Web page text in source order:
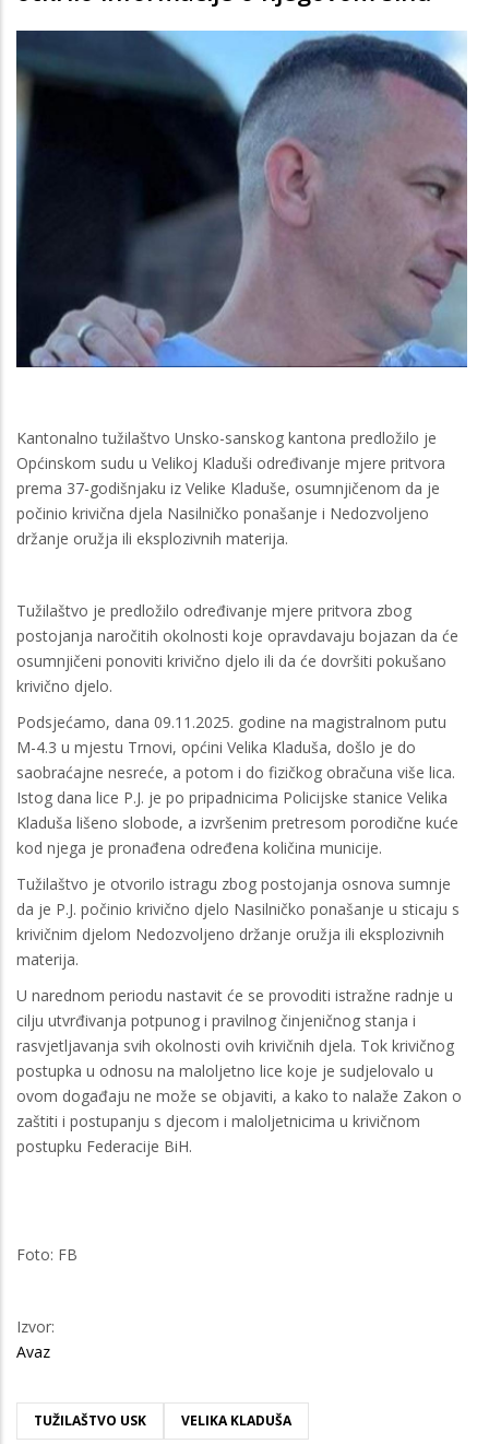
Kantonalno tužilaštvo Unsko-sanskog kantona predložilo je
Općinskom sudu u Velikoj Kladuši određivanje mjere pritvora
prema 37-godišnjaku iz Velike Kladuše, osumnjičenom da je
počinio krivična djela Nasilničko ponašanje i Nedozvoljeno
držanje oružja ili eksplozivnih materija.
Tužilaštvo je predložilo određivanje mjere pritvora zbog
postojanja naročitih okolnosti koje opravdavaju bojazan da će
osumnjičeni ponoviti krivično djelo ili da će dovršiti pokušano
krivično djelo.
Podsjećamo, dana 09.11.2025. godine na magistralnom putu
M-4.3 u mjestu Trnovi, općini Velika Kladuša, došlo je do
saobraćajne nesreće, a potom i do fizičkog obračuna više lica.
Istog dana lice P.J. je po pripadnicima Policijske stanice Velika
Kladuša lišeno slobode, a izvršenim pretresom porodične kuće
kod njega je pronađena određena količina municije.
Tužilaštvo je otvorilo istragu zbog postojanja osnova sumnje
da je P.J. počinio krivično djelo Nasilničko ponašanje u sticaju s
krivičnim djelom Nedozvoljeno držanje oružja ili eksplozivnih
materija.
U narednom periodu nastavit će se provoditi istražne radnje u
cilju utvrđivanja potpunog i pravilnog činjeničnog stanja i
rasvjetljavanja svih okolnosti ovih krivičnih djela. Tok krivičnog
postupka u odnosu na maloljetno lice koje je sudjelovalo u
ovom događaju ne može se objaviti, a kako to nalaže Zakon o
zaštiti i postupanju s djecom i maloljetnicima u krivičnom
postupku Federacije BiH.
Foto: FB
Izvor:
Avaz
TUŽILAŠTVO USK VELIKA KLADUŠA